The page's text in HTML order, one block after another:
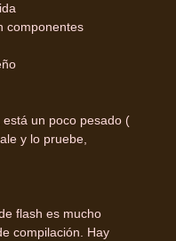
componentes
un poco pesado (
y lo pruebe,
flash es mucho
compilación. Hay